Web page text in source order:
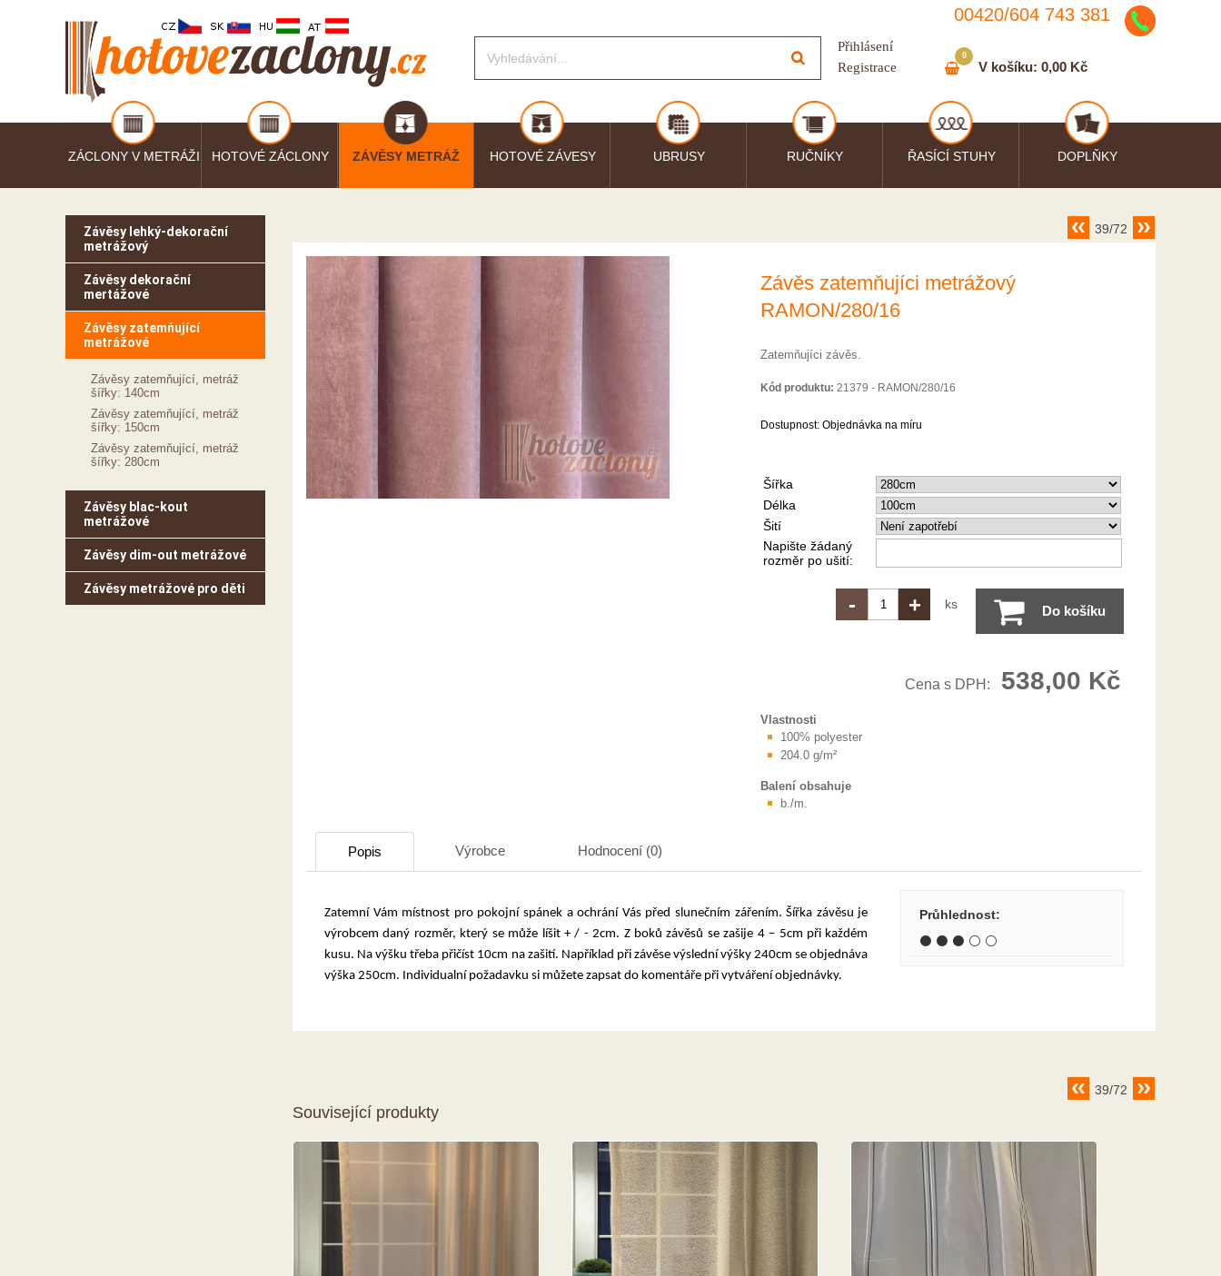
00420/604 743 381
Přihlásení
Registrace
V košíku: 0,00 Kč
0
ZÁCLONY V METRÁŽI HOTOVÉ ZÁCLONY ZÁVĚSY METRÁŽ HOTOVÉ ZÁVESY UBRUSY RUČNÍKY ŘASÍCÍ STUHY DOPLŇKY
Závěsy lehký-dekorační
metrážový
Závěsy dekorační
mertážové
Závěsy zatemňující
metrážové
Závěsy zatemňující, metráž
šířky: 140cm
Závěsy zatemňující, metráž
šířky: 150cm
Závěsy zatemňující, metráž
šířky: 280cm
Závěsy blac-kout
metrážové
Závěsy dim-out metrážové
Závěsy metrážové pro děti
39/72
Závěs zatemňujíci metrážový
RAMON/280/16
Zatemňujíci závěs.
Kód produktu: 21379 - RAMON/280/16
Dostupnost: Objednávka na míru
Šířka
Délka
Šití
Napište žádaný
rozměr po ušití:
- + ks Do košíku
Cena s DPH: 538,00 Kč
Vlastnosti
100% polyester
204.0 g/m²
Balení obsahuje
b./m.
Popis Výrobce Hodnocení (0)
Zatemní Vám místnost pro pokojní spánek a ochrání Vás před slunečním zářením. Šířka závěsu je
výrobcem daný rozměr, který se může líšit + / - 2cm. Z boků závěsů se zašije 4 – 5cm při každém
kusu. Na výšku třeba přičíst 10cm na zašití. Například při závěse výslední výšky 240cm se objednáva
výška 250cm. Individualní požadavku si můžete zapsat do komentáře při vytváření objednávky.
Průhlednost:
⚫ ⚫ ⚫ ⚪ ⚪
39/72
Související produkty